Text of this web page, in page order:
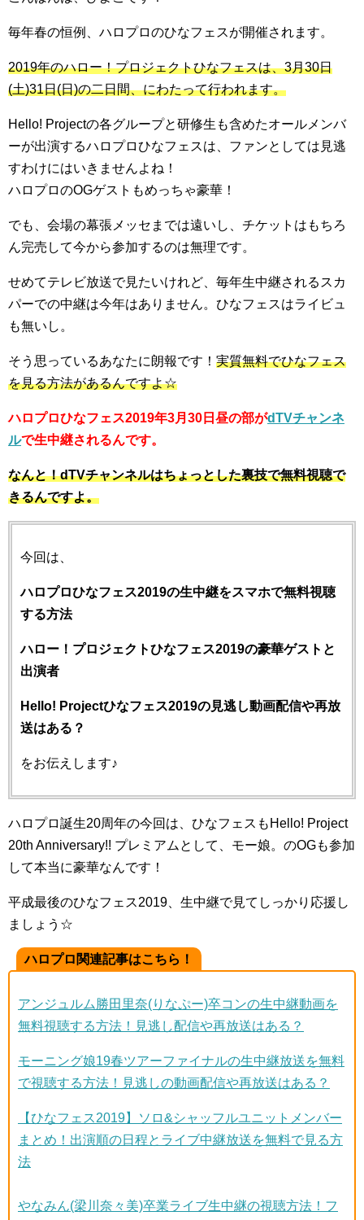
毎年春の恒例、ハロプロのひなフェスが開催されます。
2019年のハロー！プロジェクトひなフェスは、3月30日
(土)31日(日)の二日間、にわたって行われます。
Hello! Projectの各グループと研修生も含めたオールメンバ
ーが出演するハロプロひなフェスは、ファンとしては見逃
すわけにはいきませんよね！
ハロプロのOGゲストもめっちゃ豪華！
でも、会場の幕張メッセまでは遠いし、チケットはもちろ
ん完売して今から参加するのは無理です。
せめてテレビ放送で見たいけれど、毎年生中継されるスカ
パーでの中継は今年はありません。ひなフェスはライビュ
も無いし。
そう思っているあなたに朗報です！ 実質無料でひなフェス
を見る方法があるんですよ☆
ハロプロひなフェス2019年3月30日昼の部がdTVチャンネ
ルで生中継されるんです。
なんと！dTVチャンネルはちょっとした裏技で無料視聴で
きるんですよ。
今回は、
ハロプロひなフェス2019の生中継をスマホで無料視聴
する方法
ハロー！プロジェクトひなフェス2019の豪華ゲストと
出演者
Hello! Projectひなフェス2019の見逃し動画配信や再放
送はある？
をお伝えします♪
ハロプロ誕生20周年の今回は、ひなフェスもHello! Project
20th Anniversary!! プレミアムとして、モー娘。のOGも参加
して本当に豪華なんです！
平成最後のひなフェス2019、生中継で見てしっかり応援し
ましょう☆
ハロプロ関連記事はこちら！
アンジュルム勝田里奈(りなぷー)卒コンの生中継動画を
無料視聴する方法！見逃し配信や再放送はある？
モーニング娘19春ツアーファイナルの生中継放送を無料
で視聴する方法！見逃しの動画配信や再放送はある？
【ひなフェス2019】ソロ&シャッフルユニットメンバー
まとめ！出演順の日程とライブ中継放送を無料で見る方
法
やなみん(梁川奈々美)卒業ライブ生中継の視聴方法！フ